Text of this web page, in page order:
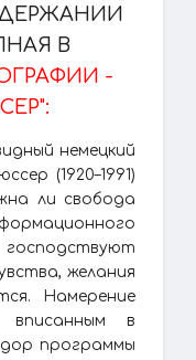
В
-
немецкий
(1920–1991)
ли свобода
желания
Намерение
вписанным в
программы